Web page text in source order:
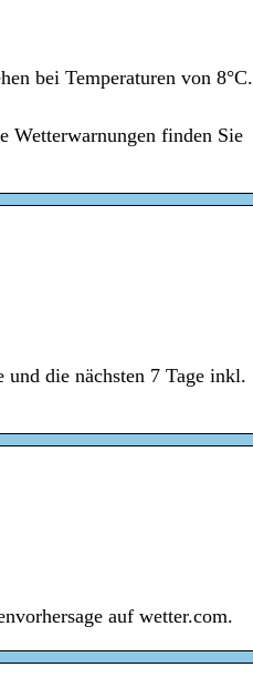
bei Temperaturen von 8°C.
Wetterwarnungen finden Sie
die nächsten 7 Tage inkl.
auf wetter.com.